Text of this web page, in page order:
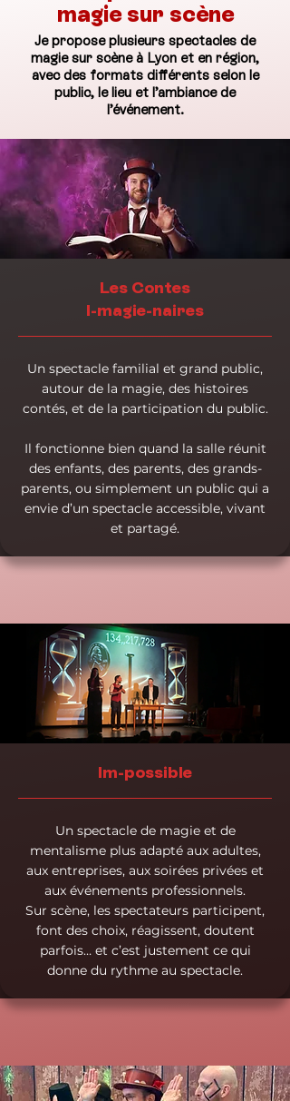
magie sur scène
Je propose plusieurs spectacles de
magie sur scène à Lyon et en région,
avec des formats différents selon le
public, le lieu et l’ambiance de
l’événement.
Les Contes
I-magie-naires
Un spectacle familial et grand public,
autour de la magie, des histoires
contés, et de la participation du public.
Il fonctionne bien quand la salle réunit
des enfants, des parents, des grands-
parents, ou simplement un public qui a
envie d’un spectacle accessible, vivant
et partagé.
Im-possible
Un spectacle de magie et de
mentalisme plus adapté aux adultes,
aux entreprises, aux soirées privées et
aux événements professionnels.
Sur scène, les spectateurs participent,
font des choix, réagissent, doutent
parfois… et c’est justement ce qui
donne du rythme au spectacle.